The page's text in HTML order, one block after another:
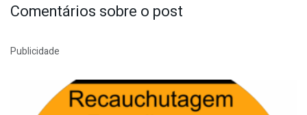
Comentários sobre o post
Publicidade